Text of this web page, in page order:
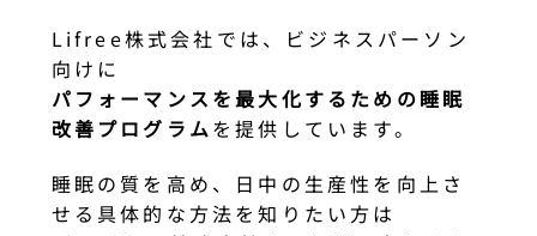
Lifree株式会社では、ビジネスパーソン
向けに
パフォーマンスを最大化するための睡眠
改善プログラムを提供しています。
睡眠の質を高め、日中の生産性を向上さ
せる具体的な方法を知りたい方は